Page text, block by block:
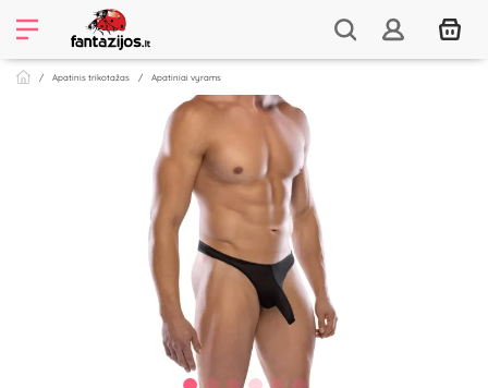
Apatinis trikotažas Apatiniai vyrams